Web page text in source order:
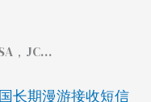
，JC…
长期漫游接收短信